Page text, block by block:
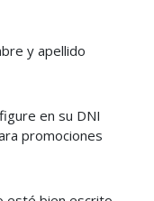
y apellido
en su DNI
promociones